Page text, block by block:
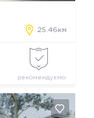
25.46км
рекомендуємо